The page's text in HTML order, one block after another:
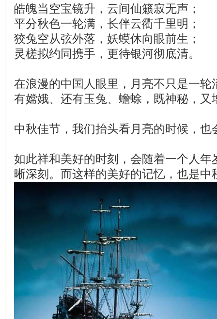
皓魄当空宝镜升，云间仙籁寂无声；
平分秋色一轮满，长伴云衢千里明；
狡兔空从弦外落，妖蟆休向眼前生；
灵槎拟约同携手，更待银河彻底清。
在浪漫的中国人眼里，月亮不只是一轮
有嫦娥、还有玉兔、蟾蜍，既神秘，又
中秋佳节，我们抬头看月亮的时候，也
如此祥和美好的时刻，会随着一个人年
晰深刻。而这样的美好的记忆，也是中